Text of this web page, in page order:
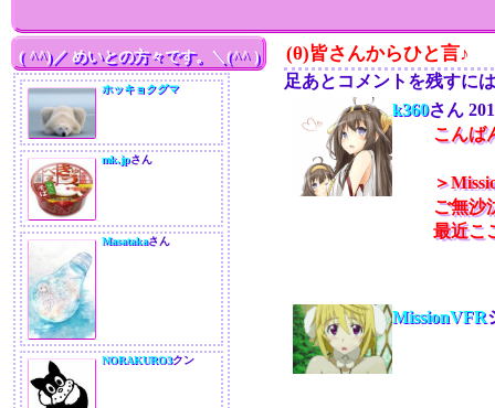
( ^^)／ めいとの方々です。＼(^^ )
ホッキョクグマ
mk.jpさん
Masatakaさん
NORAKURO3クン
(θ)皆さんからひと言♪
足あとコメントを残すに
k360さん
こんば
＞
ご無沙
最近こ
MissionVFR